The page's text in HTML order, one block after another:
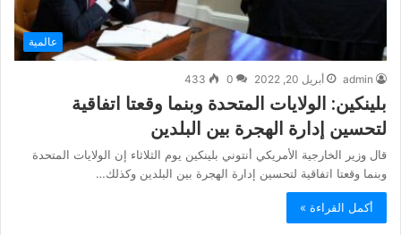
عالمية
admin أبريل 20, 2022 0
433
بلينكين: الولايات المتحدة وبنما وقعتا اتفاقية
لتحسين إدارة الهجرة بين البلدين
قال وزير الخارجية الأمريكي أنتوني بلينكين يوم الثلاثاء إن الولايات المتحدة
وبنما وقعتا اتفاقية لتحسين إدارة الهجرة بين البلدين وكذلك…
أكمل القراءة »